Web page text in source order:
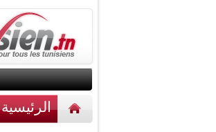
الرئيسية